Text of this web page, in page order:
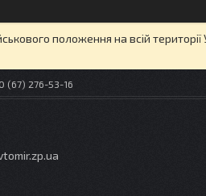
положення на всій
(67) 276-53-16